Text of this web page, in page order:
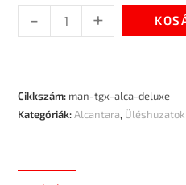
- +
Cikkszám: man-tgx-alca-deluxe
Kategóriák:Alcantara,